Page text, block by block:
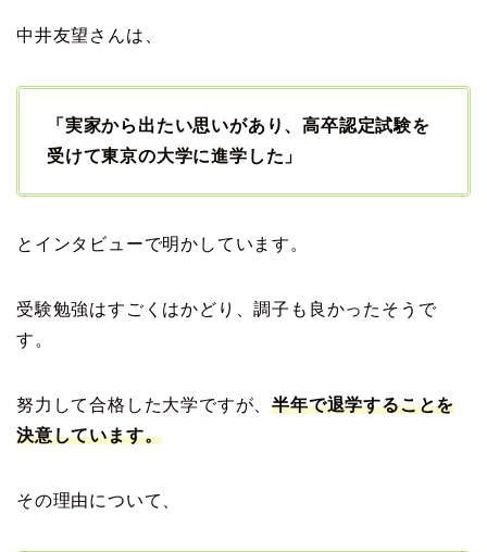
中井友望さんは、
「実家から出たい思いがあり、高卒認定試験を
受けて東京の大学に進学した」
とインタビューで明かしています。
受験勉強はすごくはかどり、調子も良かったそうで
す。
努力して合格した大学ですが、半年で退学することを
決意しています。
その理由について、